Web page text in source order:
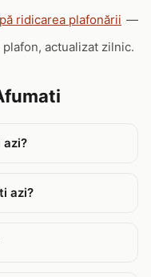
ridicarea plafonării —
actualizat zilnic.
azi?
azi?